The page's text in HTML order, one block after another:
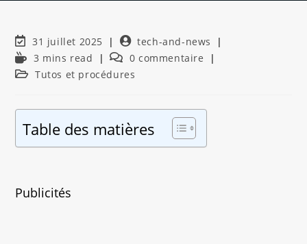
31 juillet 2025
tech-and-news
3 mins read
0 commentaire
Tutos et procédures
Table des matières
Publicités